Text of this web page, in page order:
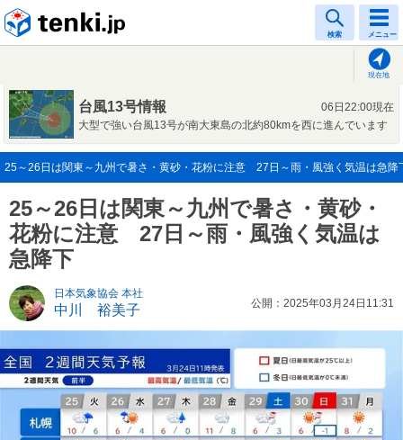
検索 メニュー
現在地
台風13号情報
06日22:00現在
大型で強い台風13号が南大東島の北約80kmを西に進んでいます
25～26日は関東～九州で暑さ・黄砂・花粉に注意 27日～雨・風強く気温は急降
25～26日は関東～九州で暑さ・黄砂・
花粉に注意 27日～雨・風強く気温は
急降下
日本気象協会 本社
中川 裕美子 公開：2025年03月24日11:31